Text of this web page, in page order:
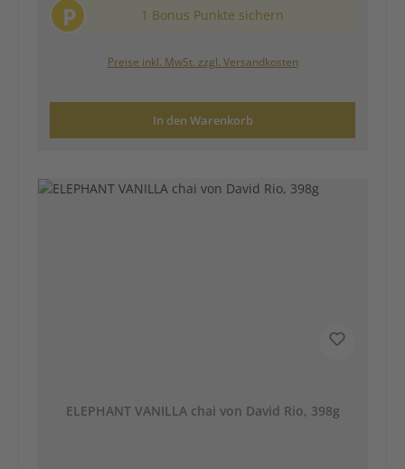
P 1 Bonus Punkte sichern
Preise inkl. MwSt. zzgl. Versandkosten
In den Warenkorb
ELEPHANT VANILLA chai von David Rio, 398g